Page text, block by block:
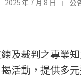
2025 年 7 月 8 日 公
及裁判之專業
活動，提供多